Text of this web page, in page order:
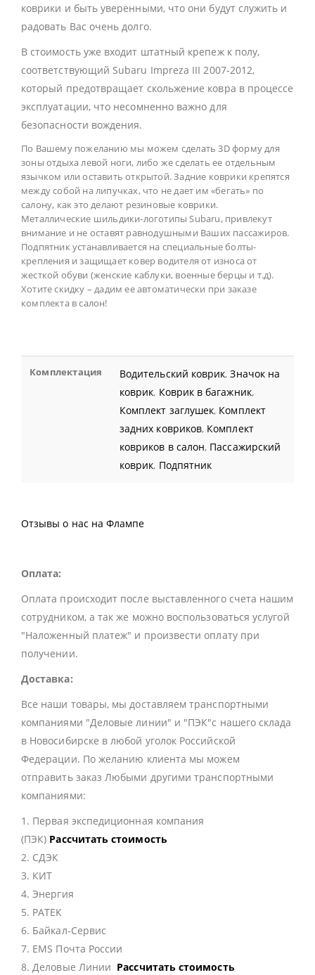
коврики и быть уверенными, что они будут служить и
радовать Вас очень долго.
В стоимость уже входит штатный крепеж к полу,
соответствующий Subaru Impreza III 2007-2012,
который предотвращает скольжение ковра в процессе
эксплуатации, что несомненно важно для
безопасности вождения.
По Вашему пожеланию мы можем сделать 3D форму для
зоны отдыха левой ноги, либо же сделать ее отдельным
язычком или оставить открытой. Задние коврики крепятся
между собой на липучках, что не дает им «бегать» по
салону, как это делают резиновые коврики.
Металлические шильдики-логотипы Subaru, привлекут
внимание и не оставят равнодушными Ваших пассажиров.
Подпятник устанавливается на специальные болты-
крепления и защищает ковер водителя от износа от
жесткой обуви (женские каблуки, военные берцы и т.д).
Хотите скидку – дадим ее автоматически при заказе
комплекта в салон!
Комплектация Водительский коврик,Значок на
коврик, Коврик в багажник,
Комплект заглушек, Комплект
задних ковриков, Комплект
ковриков в салон, Пассажирский
коврик, Подпятник
Отзывы о нас на Флампе
Оплата:
Оплата происходит после выставленного счета нашим
сотрудником, а так же можно воспользоваться услугой
"Наложенный платеж" и произвести оплату при
получении.
Доставка:
Все наши товары, мы доставляем транспортными
компаниями "Деловые линии" и "ПЭК"с нашего склада
в Новосибирске в любой уголок Российской
Федерации. По желанию клиента мы можем
отправить заказ Любыми другими транспортными
компаниями:
1. Первая экспедиционная компания
(ПЭК) Рассчитать стоимость
2. СДЭК
3. КИТ
4. Энергия
5. РАТЕК
6. Байкал-Сервис
7. EMS Почта России
8. Деловые Линии Рассчитать стоимость